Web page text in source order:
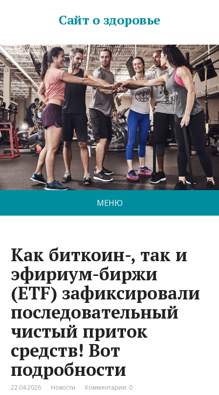
Сайт о здоровье
МЕНЮ
Как биткоин-, так и
эфириум-биржи
(ETF) зафиксировали
последовательный
чистый приток
средств! Вот
подробности
22.04.2026 Новости Комментарии: 0